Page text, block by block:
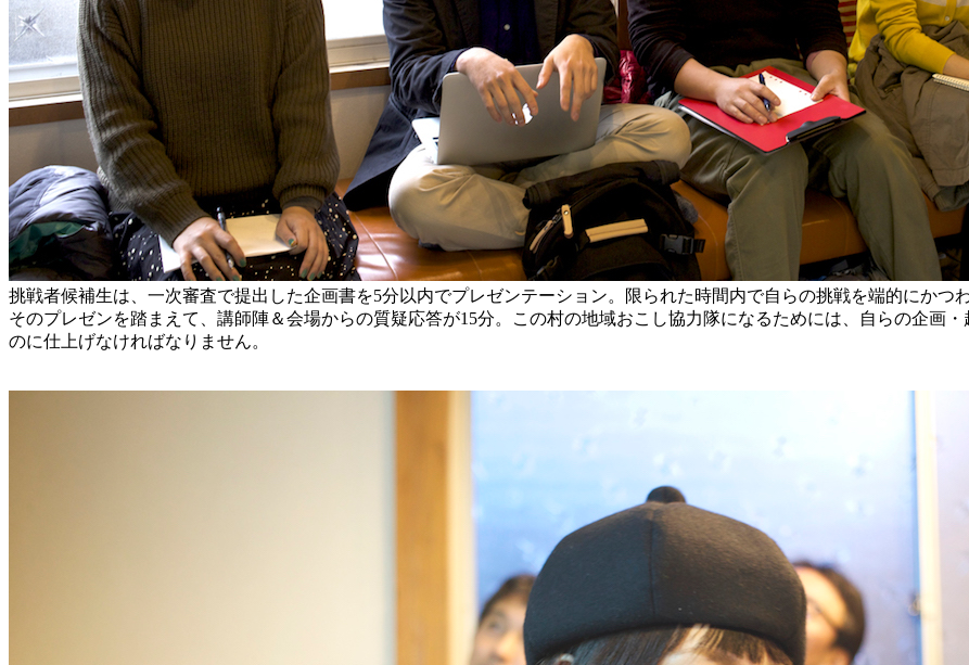
挑戦者候補生は、一次審査で提出した企画書を5分以内でプレゼンテーション。限られた時間内で自らの挑戦を端的にかつ
そのプレゼンを踏まえて、講師陣＆会場からの質疑応答が15分。この村の地域おこし協力隊になるためには、自らの企画
のに仕上げなければなりません。